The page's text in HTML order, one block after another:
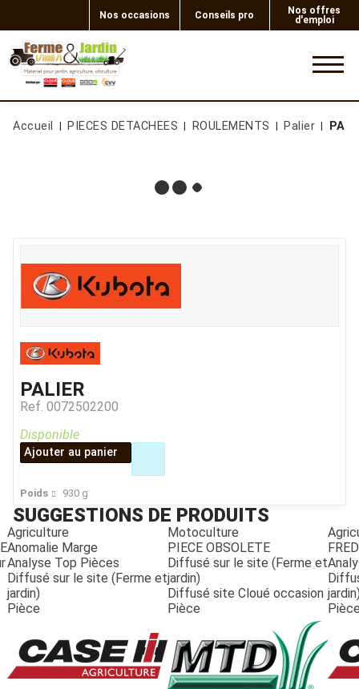
Nos occasions Conseils pro
Nos offres
d'emploi
Accueil PIECES DETACHEES ROULEMENTS Palier
PALIER
Ref. 0072502200
Poids 930 g
Disponible
Ajouter au panier
SUGGESTIONS DE PRODUITS
Agriculture
Anomalie Marge
Analyse Top Pièces
Diffusé sur le site (Ferme et
jardin)
Pièce
Motoculture
PIECE OBSOLETE
Diffusé sur le site (Ferme et
jardin)
Diffusé site Cloué occasion
Pièce
FRED